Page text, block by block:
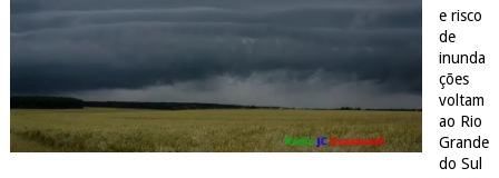
e risco
de
inunda
ções
voltam
ao Rio
Grande
do Sul